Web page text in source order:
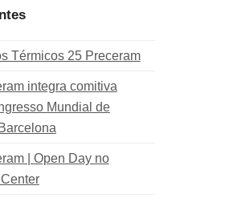
Térmicos 25 Preceram
integra comitiva
Mundial de
| Open Day no